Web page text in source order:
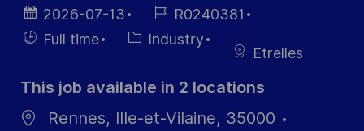
Posted
Date
2026-07-13
Job
Id
R0240381
HiringFull time Category
Industry
Etrelles
This job available in 2 locations
Rennes, Ille-et-Vilaine, 35000